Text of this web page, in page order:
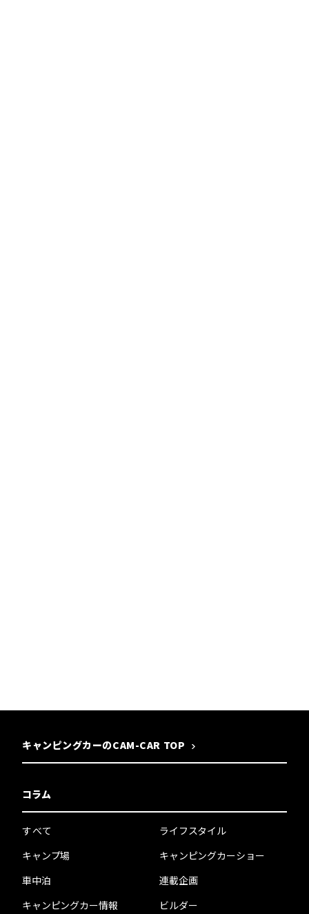
キャンピングカーのCAM-CAR TOP
コラム
すべて
キャンプ場
車中泊
キャンピングカー情報
ライフスタイル
キャンピングカーショー
連載企画
ビルダー